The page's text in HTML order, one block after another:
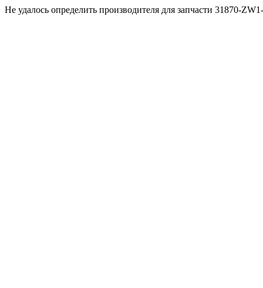
Не удалось определить производителя для запчасти 31870-